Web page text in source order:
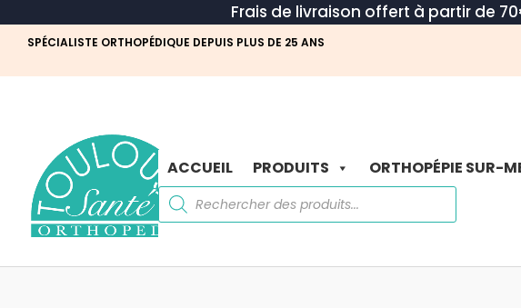
Frais de livraison offert à partir de
SPÉCIALISTE ORTHOPÉDIQUE DEPUIS PLUS DE 25 ANS
ACCUEIL PRODUITS ORTHOPÉPIE SUR-
Recherche
de
produits